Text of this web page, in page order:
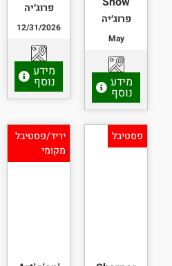
פרוג׳יה
May
מידע
נוסף
פרוג׳יה
12/31/2026
מידע
נוסף
פסטיבל
יריד/פסטיבל
מקומי